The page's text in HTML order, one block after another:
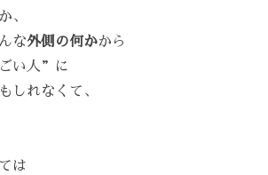
、
な外側の何かから
い人”に
しれなくて、
は